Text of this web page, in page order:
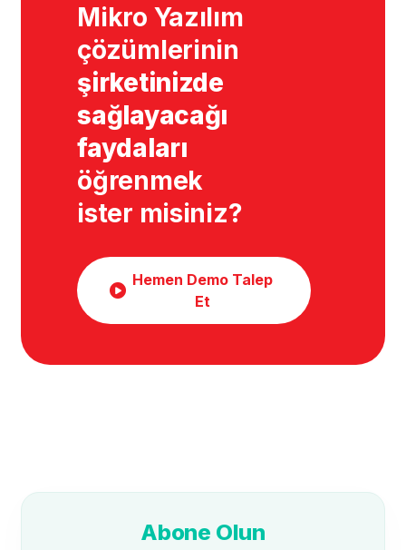
Mikro Yazılım
çözümlerinin
şirketinizde
sağlayacağı
faydaları
öğrenmek
ister misiniz?
Hemen Demo Talep
Et
Abone Olun